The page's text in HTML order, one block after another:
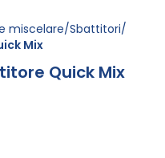
miscelare Sbattitori
Mix
Quick Mix